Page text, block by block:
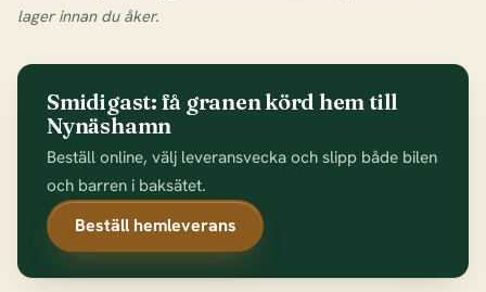
lager innan du åker.
Smidigast: få granen körd hem till
Nynäshamn
Beställ online, välj leveransvecka och slipp både bilen
och barren i baksätet.
Beställ hemleverans